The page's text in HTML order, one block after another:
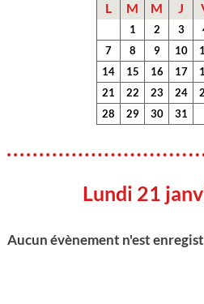
L M M J
1 2 3
7
8 9 10
14
15 16 17
21
22 23 24
28
29 30 31
Lundi 21
Aucun évènement n'est